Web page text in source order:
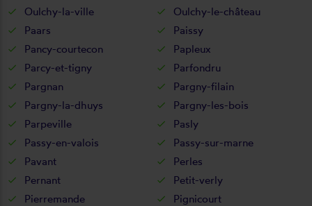
Oulchy-la-ville
Oulchy-le-château
Paars
Paissy
Pancy-courtecon
Papleux
Parcy-et-tigny
Parfondru
Pargnan
Pargny-filain
Pargny-la-dhuys
Pargny-les-bois
Parpeville
Pasly
Passy-en-valois
Passy-sur-marne
Pavant
Perles
Pernant
Petit-verly
Pierremande
Pignicourt